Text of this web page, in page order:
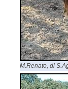
M.Renato, di